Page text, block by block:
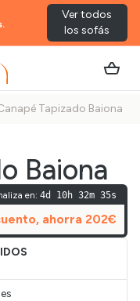
Ver todos
los sofás
Tapizado Baiona
Baiona
en: 4d 10h 32m 35s
, ahorra 202€